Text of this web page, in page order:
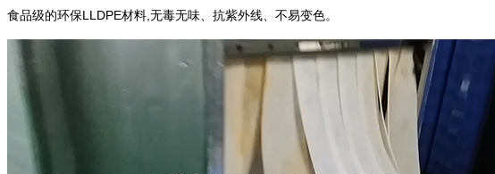
食品级的环保LLDPE材料,无毒无味、抗紫外线、不易变色。